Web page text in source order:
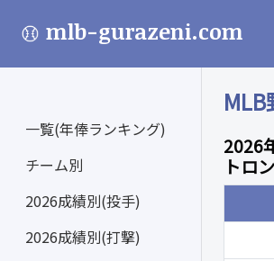
mlb-gurazeni.com
一覧(年俸ランキング)
チーム別
2026成績別(投手)
2026成績別(打撃)
2026
トロ